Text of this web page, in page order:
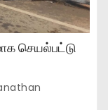
செயல்பட்டு